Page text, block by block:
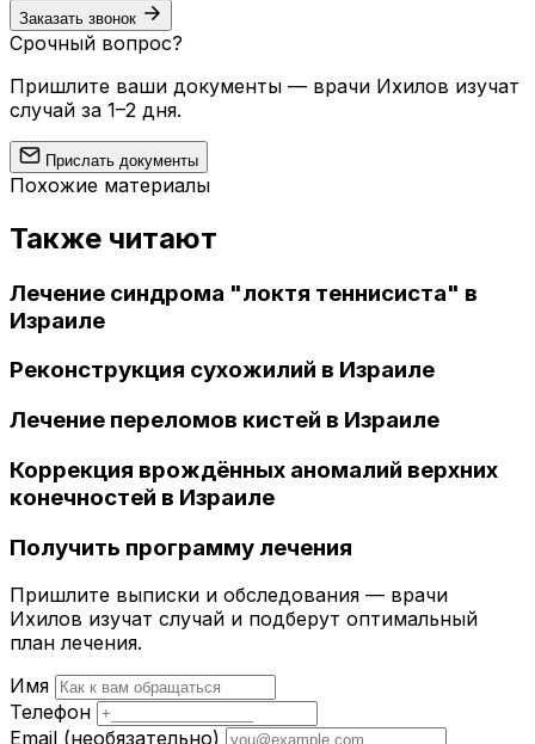
Заказать звонок
Срочный вопрос?
Пришлите ваши документы — врачи Ихилов изучат
случай за 1–2 дня.
Прислать документы
Похожие материалы
Также читают
Лечение синдрома "локтя теннисиста" в
Израиле
Реконструкция сухожилий в Израиле
Лечение переломов кистей в Израиле
Коррекция врождённых аномалий верхних
конечностей в Израиле
Получить программу лечения
Пришлите выписки и обследования — врачи
Ихилов изучат случай и подберут оптимальный
план лечения.
Имя
Телефон
Email (необязательно)